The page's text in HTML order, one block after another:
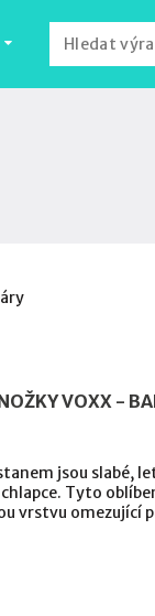
VOXX -
jsou slabé,
Tyto
vrstvu omezující